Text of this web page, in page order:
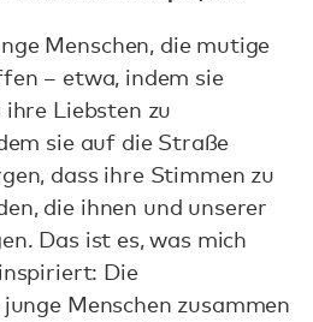
Menschen, die mutige
– etwa, indem sie
ihre Liebsten zu
sie auf die Straße
dass ihre Stimmen zu
die ihnen und unserer
Das ist es, was mich
Die
Menschen zusammen